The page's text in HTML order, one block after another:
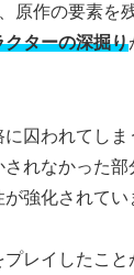
原作の要素を
ターの深掘り
囚われてし
れなかった部
強化されてい
レイしたこ